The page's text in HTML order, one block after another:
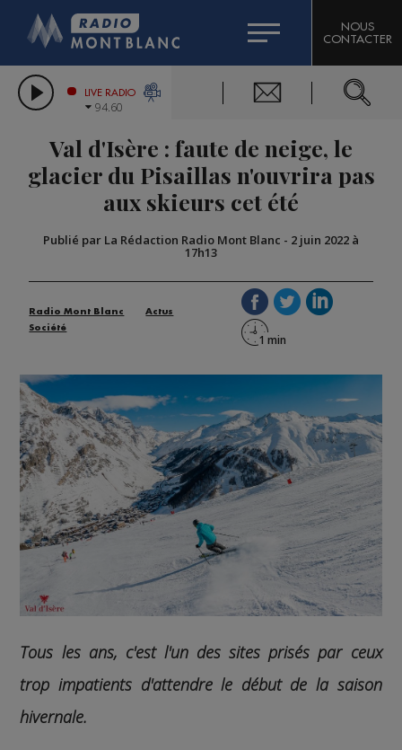
LES CHRONIQUES DE L'EXPERT
CITIZEN MACHINERY
GRAND MASSIF DOMAINES SKIABLES
BIGARD
COMPAGNIE DU MONT-BLANC
NOUS
CONTACTER
LIVE RADIO
94.60
Val d'Isère : faute de neige, le
glacier du Pisaillas n'ouvrira pas
aux skieurs cet été
Publié par La Rédaction Radio Mont Blanc - 2 juin 2022 à
17h13
Radio Mont Blanc
Actus
Société
Tous les ans, c'est l'un des sites prisés par ceux
trop impatients d'attendre le début de la saison
hivernale.